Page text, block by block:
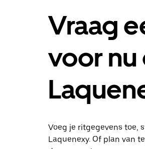
Vraag
voor nu
Voeg je ritgegevens toe,
Laquenexy. Of plan van